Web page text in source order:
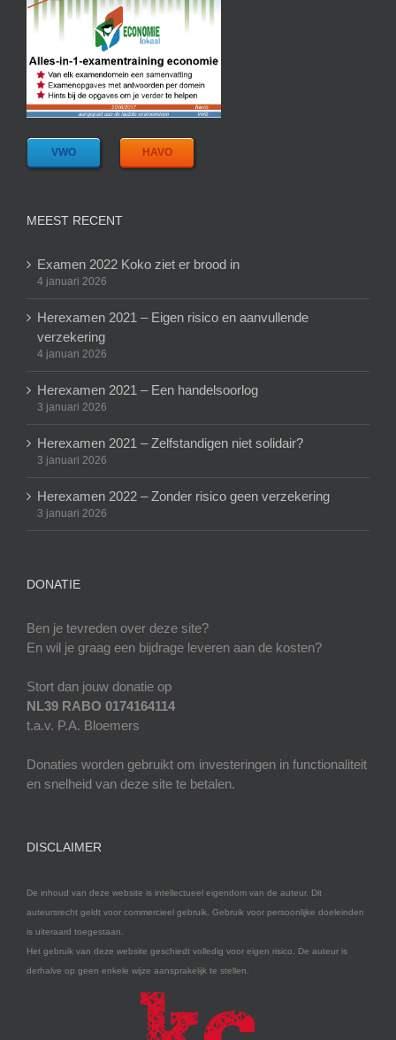
VWO HAVO
MEEST RECENT
Examen 2022 Koko ziet er brood in
4 januari 2026
Herexamen 2021 – Eigen risico en aanvullende
verzekering
4 januari 2026
Herexamen 2021 – Een handelsoorlog
3 januari 2026
Herexamen 2021 – Zelfstandigen niet solidair?
3 januari 2026
Herexamen 2022 – Zonder risico geen verzekering
3 januari 2026
DONATIE
Ben je tevreden over deze site?
En wil je graag een bijdrage leveren aan de kosten?
Stort dan jouw donatie op
NL39 RABO 0174164114
t.a.v. P.A. Bloemers
Donaties worden gebruikt om investeringen in functionaliteit
en snelheid van deze site te betalen.
DISCLAIMER
De inhoud van deze website is intellectueel eigendom van de auteur. Dit
auteursrecht geldt voor commercieel gebruik. Gebruik voor persoonlijke doeleinden
is uiteraard toegestaan.
Het gebruik van deze website geschiedt volledig voor eigen risico. De auteur is
derhalve op geen enkele wijze aansprakelijk te stellen.